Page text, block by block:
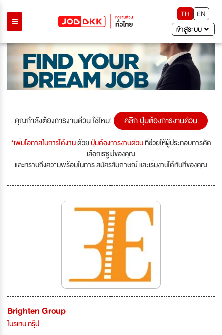
TH
EN
เข้าสู่ระบบ
คุณกำลังต้องการงานด่วน ใช่ไหม! คลิก ปุ่มต้องการงานด่วน
*เพิ่มโอกาสในการได้งานด้วยปุ่มต้องการงานด่วนที่ช่วยให้ผู้ประกอบการคัด
เลือกเรซูเม่ของคุณ
และทราบถึงความพร้อมในการ สมัครสัมภาษณ์ และเริ่มงานได้ทันทีของคุณ
Brighten Group
ไบรเทน กรุ๊ป